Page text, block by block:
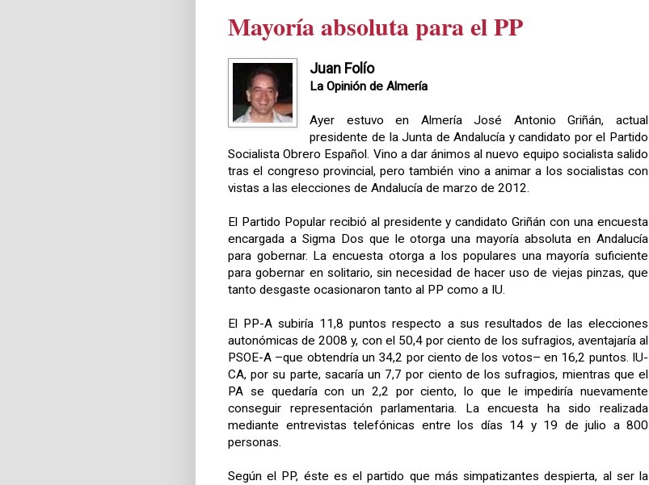
Mayoría absoluta para el PP
Juan Folío
La Opinión de Almería
Ayer estuvo en Almería José Antonio Griñán, actual
presidente de la Junta de Andalucía y candidato por el Partido
Socialista Obrero Español. Vino a dar ánimos al nuevo equipo socialista salido
tras el congreso provincial, pero también vino a animar a los socialistas con
vistas a las elecciones de Andalucía de marzo de 2012.
El Partido Popular recibió al presidente y candidato Griñán con una encuesta
encargada a Sigma Dos que le otorga una mayoría absoluta en Andalucía
para gobernar. La encuesta otorga a los populares una mayoría suficiente
para gobernar en solitario, sin necesidad de hacer uso de viejas pinzas, que
tanto desgaste ocasionaron tanto al PP como a IU.
El PP-A subiría 11,8 puntos respecto a sus resultados de las elecciones
autonómicas de 2008 y, con el 50,4 por ciento de los sufragios, aventajaría al
PSOE-A –que obtendría un 34,2 por ciento de los votos– en 16,2 puntos. IU-
CA, por su parte, sacaría un 7,7 por ciento de los sufragios, mientras que el
PA se quedaría con un 2,2 por ciento, lo que le impediría nuevamente
conseguir representación parlamentaria. La encuesta ha sido realizada
mediante entrevistas telefónicas entre los días 14 y 19 de julio a 800
personas.
Según el PP, éste es el partido que más simpatizantes despierta, al ser la